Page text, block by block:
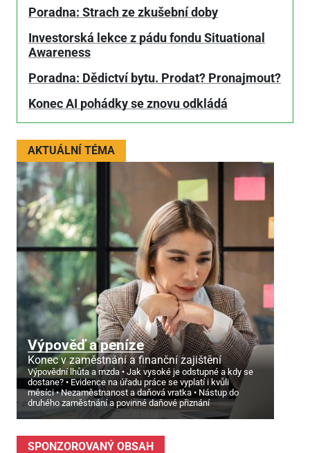
Poradna: Strach ze zkušební doby
Investorská lekce z pádu fondu Situational
Awareness
Poradna: Dědictví bytu. Prodat? Pronajmout?
Konec AI pohádky se znovu odkládá
AKTUÁLNÍ TÉMA
Výpověď a peníze
Konec v zaměstnání a finanční zajištění
Výpovědní lhůta a mzda
Jak vysoké je odstupné a kdy se
dostane?
Evidence na úřadu práce se vyplatí i kvůli
měsíci
Nezaměstnanost a daňová vratka
Nástup do
druhého zaměstnání a povinné daňové přiznání
SPONZOROVANÝ OBSAH